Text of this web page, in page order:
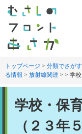
す
。
し
て
トップページ > 分類でさがす
る情報 > 放射線関連 > > 学
学校・保
（２３年